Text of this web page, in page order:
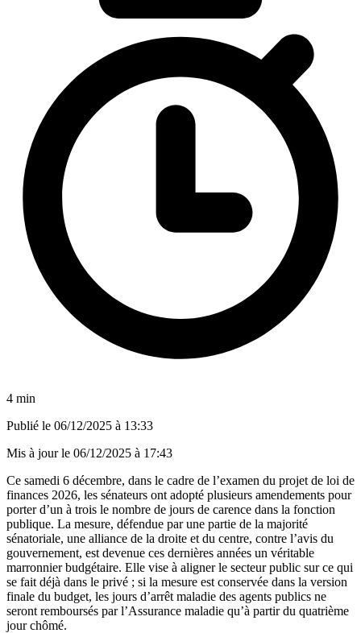
4 min
Publié le 06/12/2025 à 13:33
Mis à jour le 06/12/2025 à 17:43
Ce samedi 6 décembre, dans le cadre de l’examen du projet de loi de
finances 2026, les sénateurs ont adopté plusieurs amendements pour
porter d’un à trois le nombre de jours de carence dans la fonction
publique. La mesure, défendue par une partie de la majorité
sénatoriale, une alliance de la droite et du centre, contre l’avis du
gouvernement, est devenue ces dernières années un véritable
marronnier budgétaire. Elle vise à aligner le secteur public sur ce qui
se fait déjà dans le privé ; si la mesure est conservée dans la version
finale du budget, les jours d’arrêt maladie des agents publics ne
seront remboursés par l’Assurance maladie qu’à partir du quatrième
jour chômé.